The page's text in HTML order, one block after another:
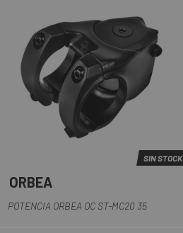
SIN STOCK
ORBEA
POTENCIA ORBEA OC ST-MC20 35